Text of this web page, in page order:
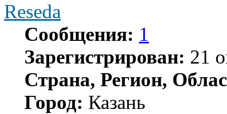
Reseda
Сообщения: 1
Зарегистрирован: 21
Страна, Регион,
Город: Казань